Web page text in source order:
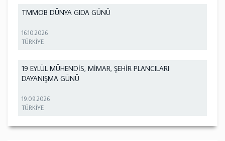
TMMOB DÜNYA GIDA GÜNÜ
16.10.2026
TÜRKİYE
19 EYLÜL MÜHENDİS, MİMAR, ŞEHİR PLANCILARI
DAYANIŞMA GÜNÜ
19.09.2026
TÜRKİYE